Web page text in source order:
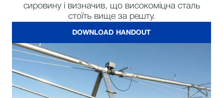
сировину і визначив, що високоміцна сталь
стоїть вище за решту.
DOWNLOAD HANDOUT